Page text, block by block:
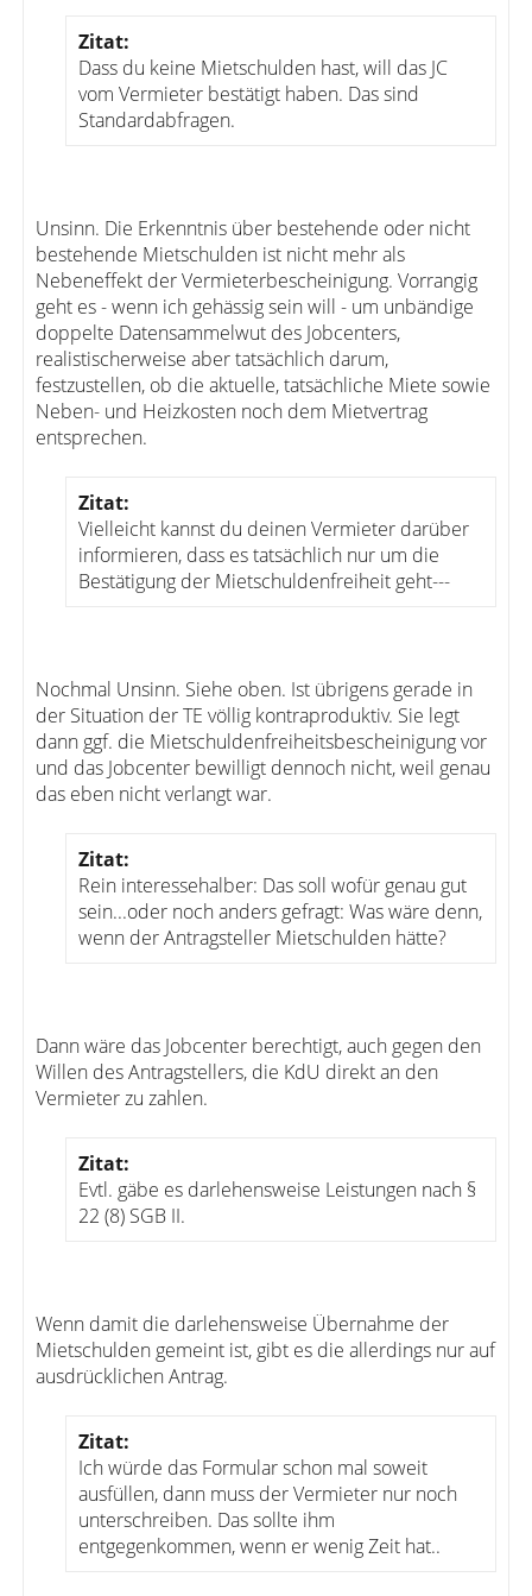
Zitat:
Dass du keine Mietschulden hast, will das JC
vom Vermieter bestätigt haben. Das sind
Standardabfragen.
Unsinn. Die Erkenntnis über bestehende oder nicht
bestehende Mietschulden ist nicht mehr als
Nebeneffekt der Vermieterbescheinigung. Vorrangig
geht es - wenn ich gehässig sein will - um unbändige
doppelte Datensammelwut des Jobcenters,
realistischerweise aber tatsächlich darum,
festzustellen, ob die aktuelle, tatsächliche Miete sowie
Neben- und Heizkosten noch dem Mietvertrag
entsprechen.
Zitat:
Vielleicht kannst du deinen Vermieter darüber
informieren, dass es tatsächlich nur um die
Bestätigung der Mietschuldenfreiheit geht---
Nochmal Unsinn. Siehe oben. Ist übrigens gerade in
der Situation der TE völlig kontraproduktiv. Sie legt
dann ggf. die Mietschuldenfreiheitsbescheinigung vor
und das Jobcenter bewilligt dennoch nicht, weil genau
das eben nicht verlangt war.
Zitat:
Rein interessehalber: Das soll wofür genau gut
sein...oder noch anders gefragt: Was wäre denn,
wenn der Antragsteller Mietschulden hätte?
Dann wäre das Jobcenter berechtigt, auch gegen den
Willen des Antragstellers, die KdU direkt an den
Vermieter zu zahlen.
Zitat:
Evtl. gäbe es darlehensweise Leistungen nach §
22 (8) SGB II.
Wenn damit die darlehensweise Übernahme der
Mietschulden gemeint ist, gibt es die allerdings nur auf
ausdrücklichen Antrag.
Zitat:
Ich würde das Formular schon mal soweit
ausfüllen, dann muss der Vermieter nur noch
unterschreiben. Das sollte ihm
entgegenkommen, wenn er wenig Zeit hat..